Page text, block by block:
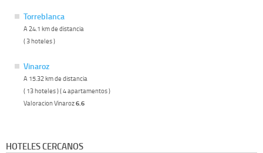
Torreblanca
A 24.1 km de distancia
( 3 hoteles )
Vinaroz
A 15.32 km de distancia
( 13 hoteles ) ( 4 apartamentos )
Valoracion Vinaroz6.6
HOTELES CERCANOS